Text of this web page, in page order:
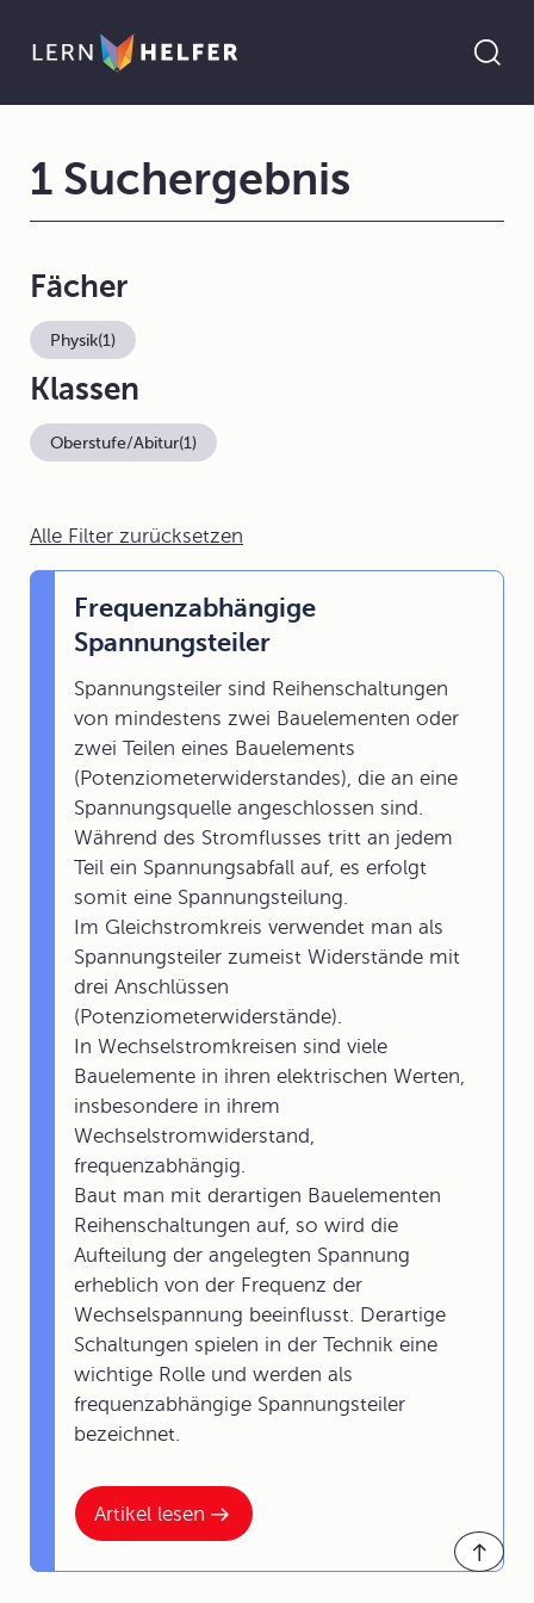
Alle Filter zurücksetzen
Artikel lesen
Frequenzabhängige
Spannungsteiler
Spannungsteiler sind Reihenschaltungen
von mindestens zwei Bauelementen oder
zwei Teilen eines Bauelements
(Potenziometerwiderstandes), die an eine
Spannungsquelle angeschlossen sind.
Während des Stromflusses tritt an jedem
Teil ein Spannungsabfall auf, es erfolgt
somit eine Spannungsteilung.
Im Gleichstromkreis verwendet man als
Spannungsteiler zumeist Widerstände mit
drei Anschlüssen
(Potenziometerwiderstände).
In Wechselstromkreisen sind viele
Bauelemente in ihren elektrischen Werten,
insbesondere in ihrem
Wechselstromwiderstand,
frequenzabhängig.
Baut man mit derartigen Bauelementen
Reihenschaltungen auf, so wird die
Aufteilung der angelegten Spannung
erheblich von der Frequenz der
Wechselspannung beeinflusst. Derartige
Schaltungen spielen in der Technik eine
wichtige Rolle und werden als
frequenzabhängige Spannungsteiler
bezeichnet.
1 Suchergebnis
Fächer
Physik(1)
Klassen
Oberstufe/Abitur(1)